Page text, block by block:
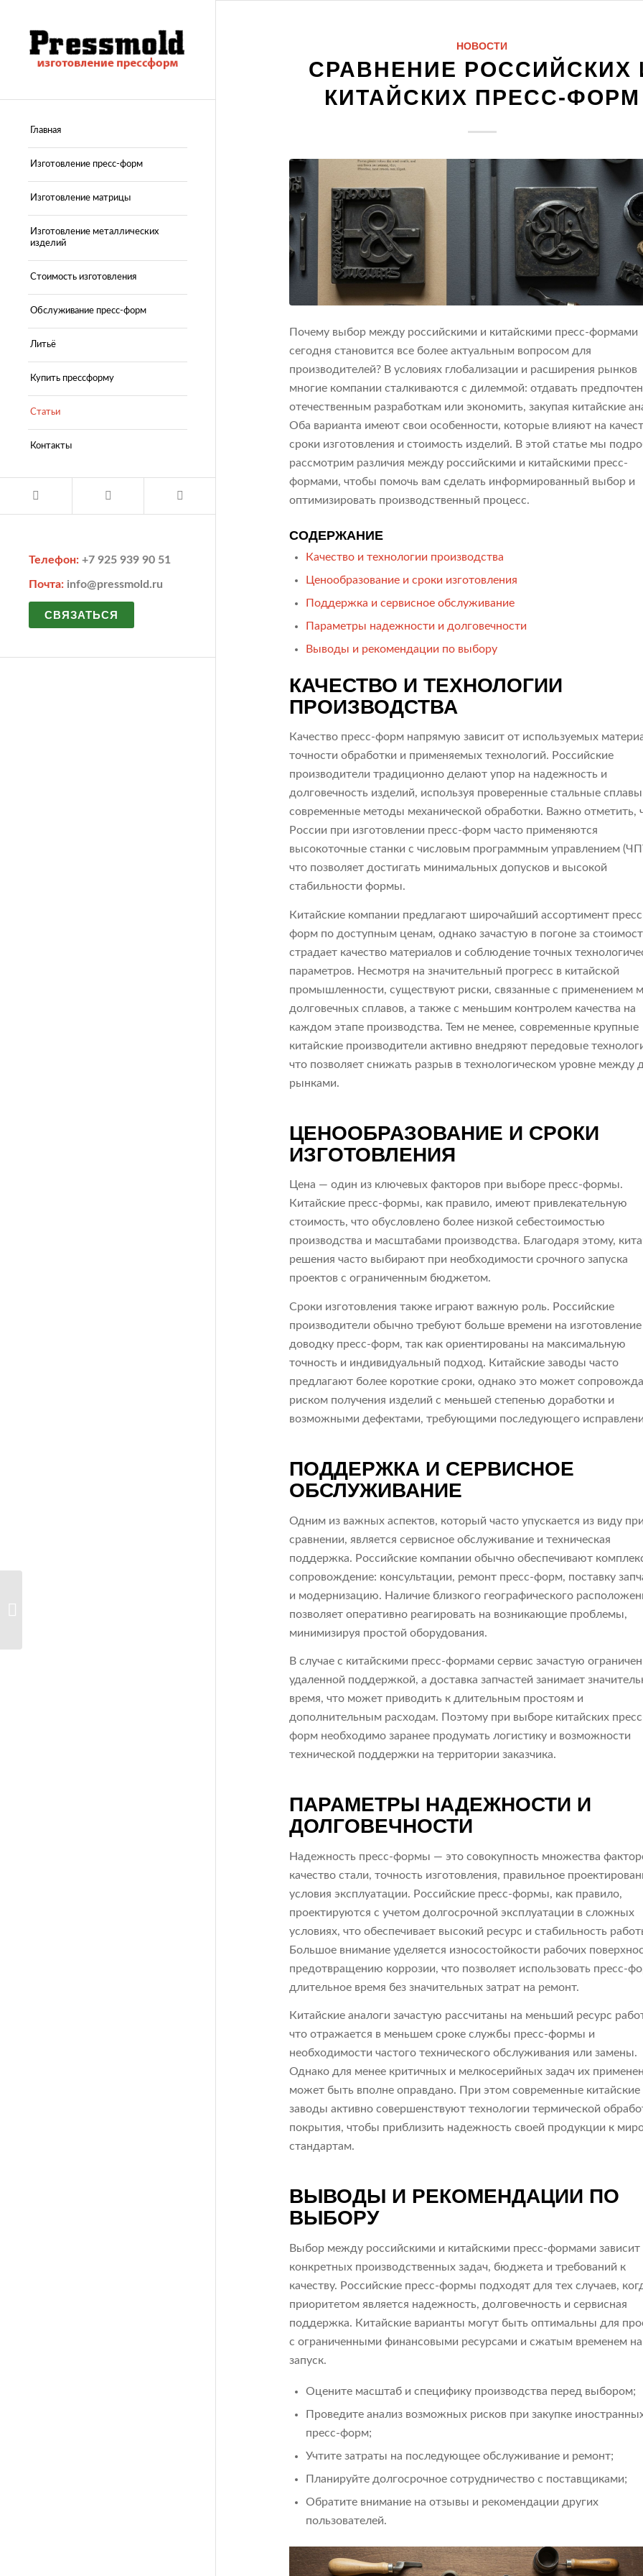
Главная
Изготовление пресс-форм
Изготовление матрицы
Изготовление металлических
изделий
Стоимость изготовления
Обслуживание пресс-форм
Литьё
Купить прессформу
Статьи
Контакты
Телефон: +7 925 939 90 51
Почта: info@pressmold.ru
СВЯЗАТЬСЯ
НОВОСТИ
СРАВНЕНИЕ РОССИЙСКИХ
КИТАЙСКИХ ПРЕСС-ФОРМ
Почему выбор между российскими и китайскими пресс-формами
сегодня становится все более актуальным вопросом для
производителей? В условиях глобализации и расширения рынков
многие компании сталкиваются с дилеммой: отдавать
отечественным разработкам или экономить, закупая китайские
Оба варианта имеют свои особенности, которые влияют на
сроки изготовления и стоимость изделий. В этой статье мы
рассмотрим различия между российскими и китайскими пресс-
формами, чтобы помочь вам сделать информированный выбор и
оптимизировать производственный процесс.
СОДЕРЖАНИЕ
Качество и технологии производства
Ценообразование и сроки изготовления
Поддержка и сервисное обслуживание
Параметры надежности и долговечности
Выводы и рекомендации по выбору
КАЧЕСТВО И ТЕХНОЛОГИИ
ПРОИЗВОДСТВА
Качество пресс-форм напрямую зависит от используемых
точности обработки и применяемых технологий. Российские
производители традиционно делают упор на надежность и
долговечность изделий, используя проверенные стальные
современные методы механической обработки. Важно отметить,
России при изготовлении пресс-форм часто применяются
высокоточные станки с числовым программным управлением
что позволяет достигать минимальных допусков и высокой
стабильности формы.
Китайские компании предлагают широчайший ассортимент
форм по доступным ценам, однако зачастую в погоне за
страдает качество материалов и соблюдение точных
параметров. Несмотря на значительный прогресс в китайской
промышленности, существуют риски, связанные с применением
долговечных сплавов, а также с меньшим контролем качества на
каждом этапе производства. Тем не менее, современные крупные
китайские производители активно внедряют передовые
что позволяет снижать разрыв в технологическом уровне между
рынками.
ЦЕНООБРАЗОВАНИЕ И СРОКИ
ИЗГОТОВЛЕНИЯ
Цена — один из ключевых факторов при выборе пресс-формы.
Китайские пресс-формы, как правило, имеют привлекательную
стоимость, что обусловлено более низкой себестоимостью
производства и масштабами производства. Благодаря этому,
решения часто выбирают при необходимости срочного запуска
проектов с ограниченным бюджетом.
Сроки изготовления также играют важную роль. Российские
производители обычно требуют больше времени на изготовление
доводку пресс-форм, так как ориентированы на максимальную
точность и индивидуальный подход. Китайские заводы часто
предлагают более короткие сроки, однако это может
риском получения изделий с меньшей степенью доработки и
возможными дефектами, требующими последующего
ПОДДЕРЖКА И СЕРВИСНОЕ
ОБСЛУЖИВАНИЕ
Одним из важных аспектов, который часто упускается из виду при
сравнении, является сервисное обслуживание и техническая
поддержка. Российские компании обычно обеспечивают
сопровождение: консультации, ремонт пресс-форм, поставку
и модернизацию. Наличие близкого географического
позволяет оперативно реагировать на возникающие проблемы,
минимизируя простой оборудования.
В случае с китайскими пресс-формами сервис зачастую ограничен
удаленной поддержкой, а доставка запчастей занимает
время, что может приводить к длительным простоям и
дополнительным расходам. Поэтому при выборе китайских
форм необходимо заранее продумать логистику и возможности
технической поддержки на территории заказчика.
ПАРАМЕТРЫ НАДЕЖНОСТИ И
ДОЛГОВЕЧНОСТИ
Надежность пресс-формы — это совокупность множества
качество стали, точность изготовления, правильное
условия эксплуатации. Российские пресс-формы, как правило,
проектируются с учетом долгосрочной эксплуатации в сложных
условиях, что обеспечивает высокий ресурс и стабильность
Большое внимание уделяется износостойкости рабочих
предотвращению коррозии, что позволяет использовать пресс-
длительное время без значительных затрат на ремонт.
Китайские аналоги зачастую рассчитаны на меньший ресурс
что отражается в меньшем сроке службы пресс-формы и
необходимости частого технического обслуживания или замены.
Однако для менее критичных и мелкосерийных задач их
может быть вполне оправдано. При этом современные китайские
заводы активно совершенствуют технологии термической
покрытия, чтобы приблизить надежность своей продукции к
стандартам.
ВЫВОДЫ И РЕКОМЕНДАЦИИ ПО
ВЫБОРУ
Выбор между российскими и китайскими пресс-формами зависит
конкретных производственных задач, бюджета и требований к
качеству. Российские пресс-формы подходят для тех случаев,
приоритетом является надежность, долговечность и сервисная
поддержка. Китайские варианты могут быть оптимальны для
с ограниченными финансовыми ресурсами и сжатым временем на
запуск.
Оцените масштаб и специфику производства перед выбором;
Проведите анализ возможных рисков при закупке
пресс-форм;
Учтите затраты на последующее обслуживание и ремонт;
Планируйте долгосрочное сотрудничество с поставщиками;
Обратите внимание на отзывы и рекомендации других
пользователей.